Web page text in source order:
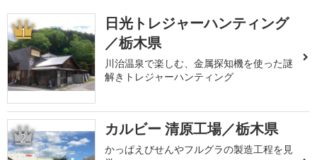
1
日光トレジャーハンティング
／栃木県
川治温泉で楽しむ、金属探知機を使った謎
解きトレジャーハンティング
2 カルビー 清原工場／栃木県
かっぱえびせんやフルグラの製造工程を見